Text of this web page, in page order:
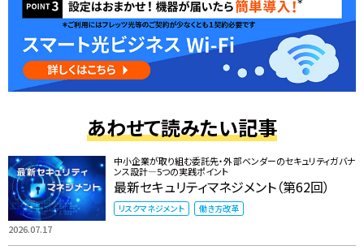
あわせて読みたい記事
2026.07.17
中小企業が取り組む委託先・外部ベンダーのセキュリティガバナ
ンス設計―5つの実践ポイント
最新セキュリティマネジメント（第62回）
リスクマネジメント 働き方改革